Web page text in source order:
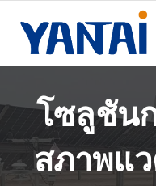
โซลูชัน
สภาพแ